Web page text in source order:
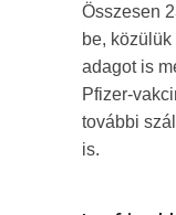
Összesen
be,
adagot is
Pfizer-
további
is.